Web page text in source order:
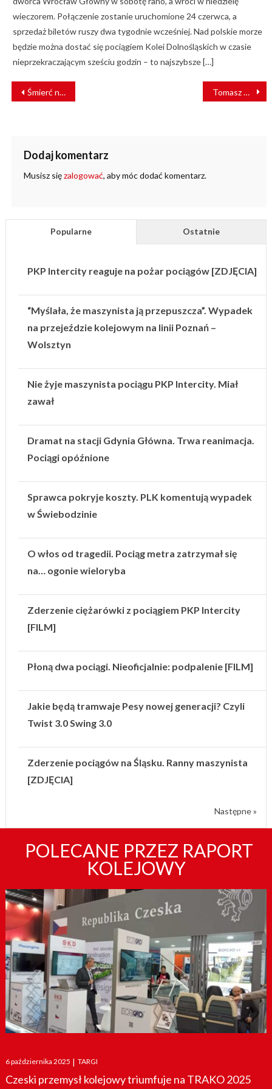
wieczorem. Połączenie zostanie uruchomione 24 czerwca, a
sprzedaż biletów ruszy dwa tygodnie wcześniej. Nad polskie morze
będzie można dostać się pociągiem Kolei Dolnośląskich w czasie
nieprzekraczającym sześciu godzin – to najszybsze […]
NAWIGACJA
WPISU
Śmierć na torach. Utrudnienia w powiecie włocławskim Tomasz Zelwowiec Prezesem Zarządu PKP Intercity Remtrak Sp. z o.o.
Dodaj komentarz
Musisz sięzalogować, aby móc dodać komentarz.
Popularne Ostatnie
PKP Intercity reaguje na pożar pociągów [ZDJĘCIA]
“Myślała, że maszynista ją przepuszcza”. Wypadek
na przejeździe kolejowym na linii Poznań –
Wolsztyn
Nie żyje maszynista pociągu PKP Intercity. Miał
zawał
Dramat na stacji Gdynia Główna. Trwa reanimacja.
Pociągi opóźnione
Sprawca pokryje koszty. PLK komentują wypadek
w Świebodzinie
O włos od tragedii. Pociąg metra zatrzymał się
na… ogonie wieloryba
Zderzenie ciężarówki z pociągiem PKP Intercity
[FILM]
Płoną dwa pociągi. Nieoficjalnie: podpalenie [FILM]
Jakie będą tramwaje Pesy nowej generacji? Czyli
Twist 3.0 Swing 3.0
Zderzenie pociągów na Śląsku. Ranny maszynista
[ZDJĘCIA]
Następne »
POLECANE PRZEZ RAPORT
KOLEJOWY
Posted
on
6 października 2025 | TARGI
Czeski przemysł kolejowy triumfuje na TRAKO 2025